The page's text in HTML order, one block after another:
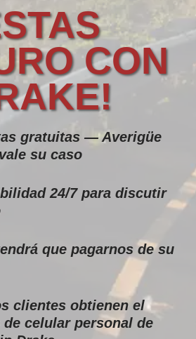
CON
gratuitas — Averigüe
su caso
24/7 para discutir
que pagarnos de su
clientes obtienen el
de celular personal de